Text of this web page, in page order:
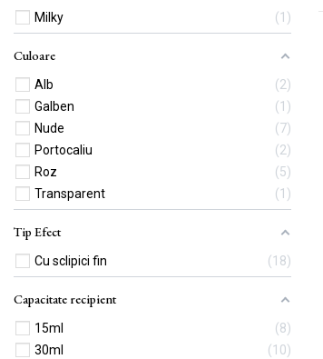
Milky 1
Culoare
Alb
2
Galben
1
Nude
7
Portocaliu
2
Roz
5
Transparent
1
Tip Efect
Cu sclipici fin 18
Capacitate recipient
15ml
8
30ml
10